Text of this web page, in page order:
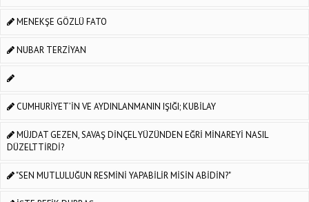
MENEKŞE GÖZLÜ FATO
NUBAR TERZİYAN
CUMHURİYET’İN VE AYDINLANMANIN IŞIĞI; KUBİLAY
MÜJDAT GEZEN, SAVAŞ DİNÇEL YÜZÜNDEN EĞRİ MİNAREYİ NASIL
DÜZELTTİRDİ?
"SEN MUTLULUĞUN RESMİNİ YAPABİLİR MİSİN ABİDİN?"